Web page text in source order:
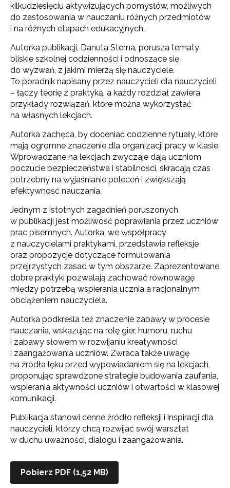
kilkudziesięciu aktywizujących pomysłów, możliwych
do zastosowania w nauczaniu różnych przedmiotów
i na różnych etapach edukacyjnych.
Autorka publikacji, Danuta Sterna, porusza tematy
bliskie szkolnej codzienności i odnoszące się
do wyzwań, z jakimi mierzą się nauczyciele.
To poradnik napisany przez nauczycieli dla nauczycieli
– łączy teorię z praktyką, a każdy rozdział zawiera
przykłady rozwiązań, które można wykorzystać
na własnych lekcjach.
Autorka zachęca, by doceniać codzienne rytuały, które
mają ogromne znaczenie dla organizacji pracy w klasie.
Wprowadzane na lekcjach zwyczaje dają uczniom
poczucie bezpieczeństwa i stabilności, skracają czas
potrzebny na wyjaśnianie poleceń i zwiększają
efektywność nauczania.
Jednym z istotnych zagadnień poruszonych
w publikacji jest możliwość poprawiania przez uczniów
prac pisemnych. Autorka, we współpracy
z nauczycielami praktykami, przedstawia refleksje
oraz propozycje dotyczące formułowania
przejrzystych zasad w tym obszarze. Zaprezentowane
dobre praktyki pozwalają zachować równowagę
między potrzebą wspierania ucznia a racjonalnym
obciążeniem nauczyciela.
Autorka podkreśla też znaczenie zabawy w procesie
nauczania, wskazując na rolę gier, humoru, ruchu
i zabawy słowem w rozwijaniu kreatywności
i zaangażowania uczniów. Zwraca także uwagę
na źródła lęku przed wypowiadaniem się na lekcjach,
proponując sprawdzone strategie budowania zaufania,
wspierania aktywności uczniów i otwartości w klasowej
komunikacji.
Publikacja stanowi cenne źródło refleksji i inspiracji dla
nauczycieli, którzy chcą rozwijać swój warsztat
w duchu uważności, dialogu i zaangażowania.
Pobierz PDF (1,52 MB)
Newsletter ORE
Zapisz się i bądź na bieżąco z najnowszymi
informacjami
Adres e-mail: